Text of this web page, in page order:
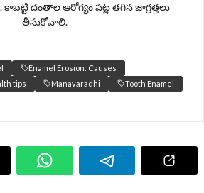
కాబట్టి దంతాల ఆరోగ్యం పట్ల తగిన జాగ్రత్తలు
తీసుకోవాలి.
Enamel Erosion: Causes
tips Manavaradhi
Tooth Enamel